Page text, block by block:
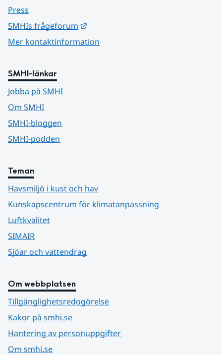
Press
SMHIs frågeforum
Mer kontaktinformation
SMHI-länkar
Jobba på SMHI
Om SMHI
SMHI-bloggen
SMHI-podden
Teman
Havsmiljö i kust och hav
Kunskapscentrum för klimatanpassning
Luftkvalitet
SIMAIR
Sjöar och vattendrag
Om webbplatsen
Tillgänglighetsredogörelse
Kakor på smhi.se
Hantering av personuppgifter
Om smhi.se